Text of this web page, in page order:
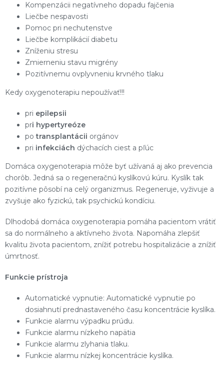
Kompenzácii negatívneho dopadu fajčenia
Liečbe nespavosti
Pomoc pri nechutenstve
Liečbe komplikácií diabetu
Zníženiu stresu
Zmierneniu stavu migrény
Pozitívnemu ovplyvneniu krvného tlaku
Kedy oxygenoterapiu nepoužívať!!!
pri epilepsii
pri hypertyreóze
potransplantácii orgánov
pri infekciách dýchacích ciest a pľúc
Domáca oxygenoterapia môže byť užívaná aj ako prevencia
chorôb. Jedná sa o regeneračnú kyslíkovú kúru. Kyslík tak
pozitívne pôsobí na celý organizmus. Regeneruje, vyživuje a
zvyšuje ako fyzickú, tak psychickú kondíciu.
Dlhodobá domáca oxygenoterapia pomáha pacientom vrátiť
sa do normálneho a aktívneho života. Napomáha zlepšiť
kvalitu života pacientom, znížiť potrebu hospitalizácie a znížiť
úmrtnosť.
Funkcie prístroja
Automatické vypnutie: Automatické vypnutie po
dosiahnutí prednastaveného času koncentrácie kyslíka.
Funkcie alarmu výpadku prúdu.
Funkcie alarmu nízkeho napätia
Funkcie alarmu zlyhania tlaku.
Funkcie alarmu nízkej koncentrácie kyslíka.